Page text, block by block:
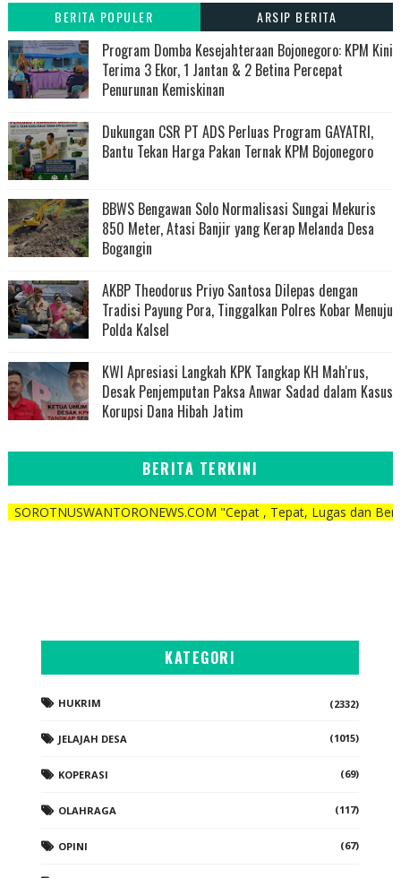
BERITA POPULER ARSIP BERITA
Program Domba Kesejahteraan Bojonegoro: KPM Kini
Terima 3 Ekor, 1 Jantan & 2 Betina Percepat
Penurunan Kemiskinan
Dukungan CSR PT ADS Perluas Program GAYATRI,
Bantu Tekan Harga Pakan Ternak KPM Bojonegoro
BBWS Bengawan Solo Normalisasi Sungai Mekuris
850 Meter, Atasi Banjir yang Kerap Melanda Desa
Bogangin
AKBP Theodorus Priyo Santosa Dilepas dengan
Tradisi Payung Pora, Tinggalkan Polres Kobar Menuju
Polda Kalsel
KWI Apresiasi Langkah KPK Tangkap KH Mah'rus,
Desak Penjemputan Paksa Anwar Sadad dalam Kasus
Korupsi Dana Hibah Jatim
BERITA TERKINI
"Cepat , Tepat, Lugas dan Berani"
KATEGORI
HUKRIM (2332)
JELAJAH DESA (1015)
KOPERASI (69)
OLAHRAGA (117)
OPINI (67)